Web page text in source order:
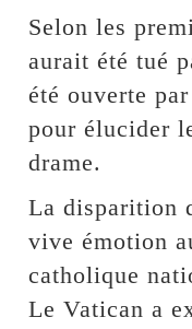
Selon les
aurait été tué
été ouverte
pour élucider
drame.
La disparition
vive émotion
catholique
Le Vatican a